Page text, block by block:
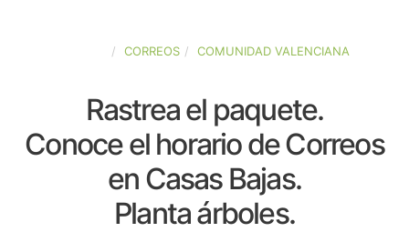
CORREOS COMUNIDAD VALENCIANA
Rastrea el paquete.
Conoce el horario de Correos
en Casas Bajas.
Planta árboles.